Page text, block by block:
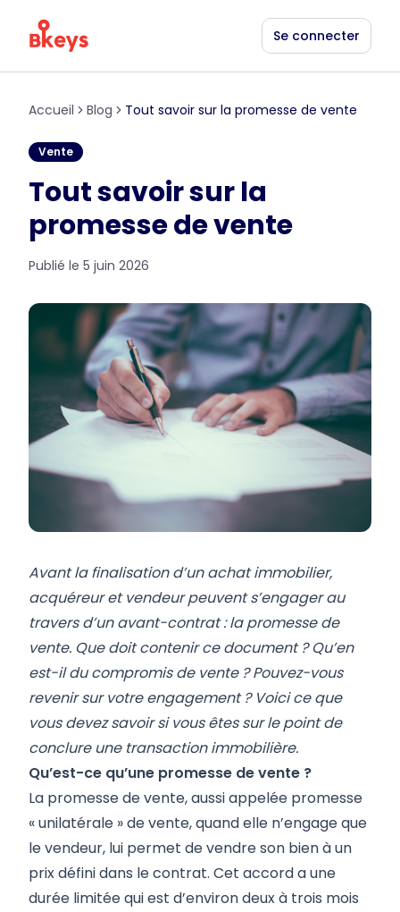
Se connecter
Accueil Blog Tout savoir sur la promesse de vente
Vente
Tout savoir sur la
promesse de vente
Publié le 5 juin 2026
Avant la finalisation d’un achat immobilier,
acquéreur et vendeur peuvent s’engager au
travers d’un avant-contrat : la promesse de
vente. Que doit contenir ce document ? Qu’en
est-il du compromis de vente ? Pouvez-vous
revenir sur votre engagement ? Voici ce que
vous devez savoir si vous êtes sur le point de
conclure une transaction immobilière.
Qu’est-ce qu’une promesse de vente ?
La promesse de vente, aussi appelée promesse
« unilatérale » de vente, quand elle n’engage que
le vendeur, lui permet de vendre son bien à un
prix défini dans le contrat. Cet accord a une
durée limitée qui est d’environ deux à trois mois